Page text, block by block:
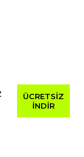
ÜCRETSİZ
İNDİR